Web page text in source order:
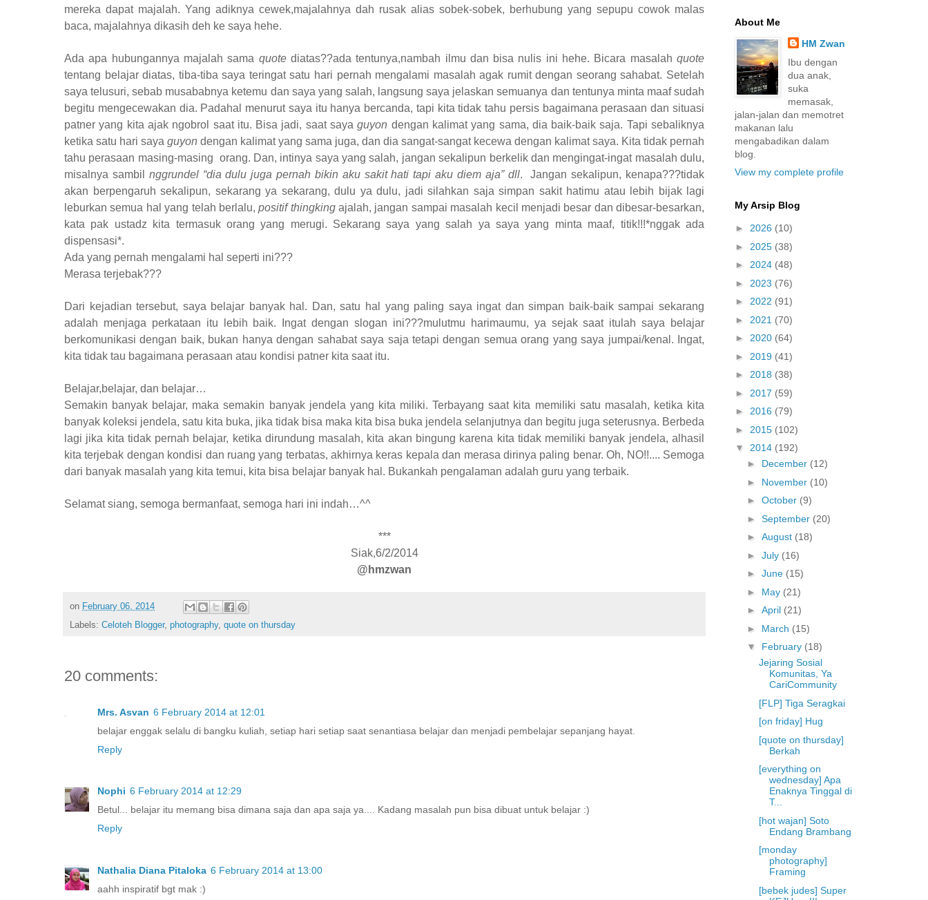
mereka dapat majalah. Yang adiknya cewek,majalahnya dah rusak alias sobek-sobek, berhubung yang sepupu cowok malas
baca, majalahnya dikasih deh ke saya hehe.
Ada apa hubungannya majalah sama quotediatas??ada tentunya,nambah ilmu dan bisa nulis ini hehe. Bicara masalah quote
tentang belajar diatas, tiba-tiba saya teringat satu hari pernah mengalami masalah agak rumit dengan seorang sahabat. Setelah
saya telusuri, sebab musababnya ketemu dan saya yang salah, langsung saya jelaskan semuanya dan tentunya minta maaf sudah
begitu mengecewakan dia. Padahal menurut saya itu hanya bercanda, tapi kita tidak tahu persis bagaimana perasaan dan situasi
patner yang kita ajak ngobrol saat itu. Bisa jadi, saat sayaguyon dengan kalimat yang sama, dia baik-baik saja. Tapi sebaliknya
ketika satu hari saya guyon dengan kalimat yang sama juga, dan dia sangat-sangat kecewa dengan kalimat saya. Kita tidak pernah
tahu perasaan masing-masing orang. Dan, intinya saya yang salah, jangan sekalipun berkelik dan mengingat-ingat masalah dulu,
misalnya sambil nggrundel “dia dulu juga pernah bikin aku sakit hati tapi aku diem aja” dll.
Jangan sekalipun, kenapa???tidak
akan berpengaruh sekalipun, sekarang ya sekarang, dulu ya dulu, jadi silahkan saja simpan sakit hatimu atau lebih bijak lagi
leburkan semua hal yang telah berlalu,positif thingking ajalah, jangan sampai masalah kecil menjadi besar dan dibesar-besarkan,
kata pak ustadz kita termasuk orang yang merugi. Sekarang saya yang salah ya saya yang minta maaf, titik!!!*nggak ada
dispensasi*.
Ada yang pernah mengalami hal seperti ini???
Merasa terjebak???
Dari kejadian tersebut, saya belajar banyak hal. Dan, satu hal yang paling saya ingat dan simpan baik-baik sampai sekarang
adalah menjaga perkataan itu lebih baik. Ingat dengan slogan ini???mulutmu harimaumu, ya sejak saat itulah saya belajar
berkomunikasi dengan baik, bukan hanya dengan sahabat saya saja tetapi dengan semua orang yang saya jumpai/kenal. Ingat,
kita tidak tau bagaimana perasaan atau kondisi patner kita saat itu.
Belajar,belajar, dan belajar…
Semakin banyak belajar, maka semakin banyak jendela yang kita miliki. Terbayang saat kita memiliki satu masalah, ketika kita
banyak koleksi jendela, satu kita buka, jika tidak bisa maka kita bisa buka jendela selanjutnya dan begitu juga seterusnya. Berbeda
lagi jika kita tidak pernah belajar, ketika dirundung masalah, kita akan bingung karena kita tidak memiliki banyak jendela, alhasil
kita terjebak dengan kondisi dan ruang yang terbatas, akhirnya keras kepala dan merasa dirinya paling benar. Oh, NO!!.... Semoga
dari banyak masalah yang kita temui, kita bisa belajar banyak hal. Bukankah pengalaman adalah guru yang terbaik.
Selamat siang, semoga bermanfaat, semoga hari ini indah…^^
***
Siak,6/2/2014
@hmzwan
on February 06, 2014
Labels: Celoteh Blogger, photography, quote on thursday
20 comments:
Mrs. Asvan 6 February 2014 at 12:01
belajar enggak selalu di bangku kuliah, setiap hari setiap saat senantiasa belajar dan menjadi pembelajar sepanjang hayat.
Reply
Nophi 6 February 2014 at 12:29
Betul... belajar itu memang bisa dimana saja dan apa saja ya.... Kadang masalah pun bisa dibuat untuk belajar :)
Reply
Nathalia Diana Pitaloka 6 February 2014 at 13:00
aahh inspiratif bgt mak :)
About Me
HM Zwan
Ibu dengan
dua anak,
suka
memasak,
jalan-jalan dan memotret
makanan lalu
mengabadikan dalam
blog.
View my complete profile
My Arsip Blog
► 2026 (10)
► 2025 (38)
► 2024 (48)
► 2023 (76)
► 2022 (91)
► 2021 (70)
► 2020 (64)
► 2019 (41)
► 2018 (38)
► 2017 (59)
► 2016 (79)
► 2015 (102)
▼ 2014 (192)
► December (12)
► November (10)
► October (9)
► September (20)
► August (18)
► July (16)
► June (15)
► May (21)
► April (21)
► March (15)
▼ February (18)
Jejaring Sosial
Komunitas, Ya
CariCommunity
[FLP] Tiga Seragkai
[on friday] Hug
[quote on thursday]
Berkah
[everything on
wednesday] Apa
Enaknya Tinggal di
T...
[hot wajan] Soto
Endang Brambang
[monday
photography]
Framing
[bebek judes] Super